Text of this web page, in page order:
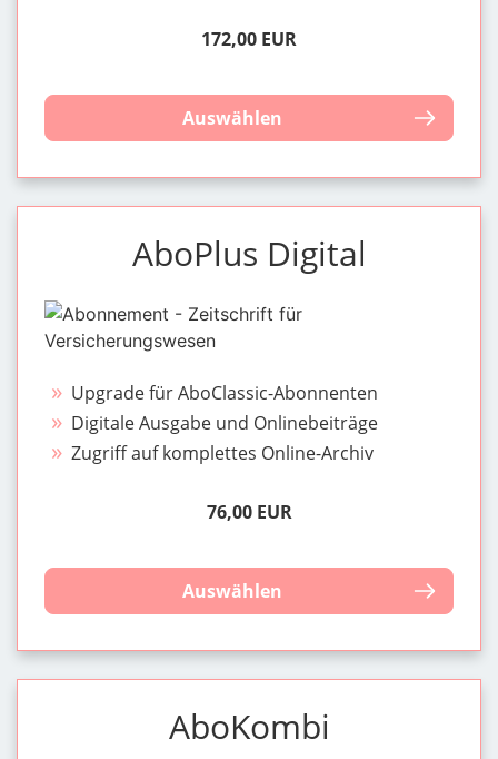
172,00 EUR
Auswählen
AboPlus Digital
Upgrade für AboClassic-Abonnenten
Digitale Ausgabe und Onlinebeiträge
Zugriff auf komplettes Online-Archiv
76,00 EUR
Auswählen
AboKombi